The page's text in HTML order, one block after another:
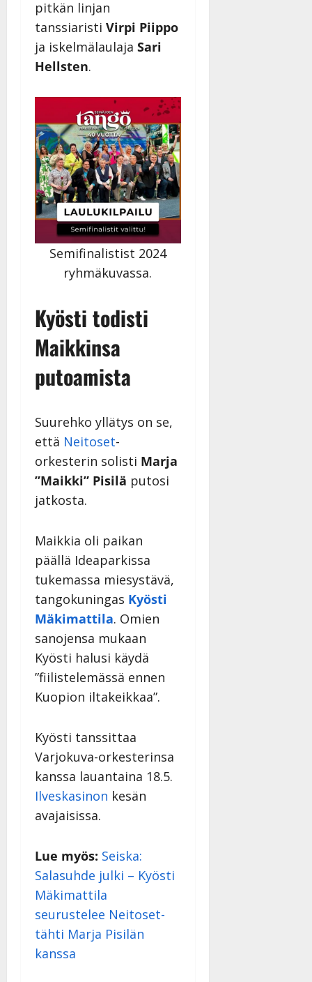
pitkän linjan
tanssiaristi Virpi Piippo
ja iskelmälaulaja Sari
Hellsten.
Semifinalistist 2024
ryhmäkuvassa.
Kyösti todisti
Maikkinsa
putoamista
Suurehko yllätys on se,
että Neitoset-
orkesterin solisti Marja
”Maikki” Pisilä putosi
jatkosta.
Maikkia oli paikan
päällä Ideaparkissa
tukemassa miesystävä,
tangokuningas Kyösti
Mäkimattila. Omien
sanojensa mukaan
Kyösti halusi käydä
”fiilistelemässä ennen
Kuopion iltakeikkaa”.
Kyösti tanssittaa
Varjokuva-orkesterinsa
kanssa lauantaina 18.5.
Ilveskasinon kesän
avajaisissa.
Lue myös: Seiska:
Salasuhde julki – Kyösti
Mäkimattila
seurustelee Neitoset-
tähti Marja Pisilän
kanssa